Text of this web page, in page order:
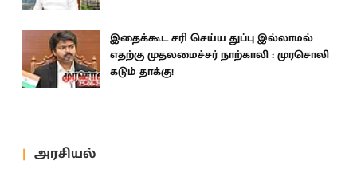
இதைக்கூட சரி செய்ய துப்பு இல்லாமல்
எதற்கு முதலமைச்சர் நாற்காலி : முரசொலி
கடும் தாக்கு!
அரசியல்